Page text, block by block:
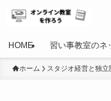
HOME 習い事教室のネ
ホーム スタジオ経営と独立